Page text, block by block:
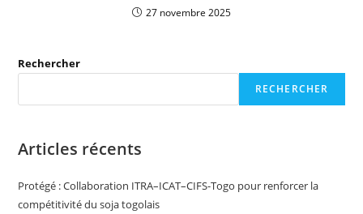
27 novembre 2025
Rechercher
RECHERCHER
Articles récents
Protégé : Collaboration ITRA–ICAT–CIFS-Togo pour renforcer la
compétitivité du soja togolais